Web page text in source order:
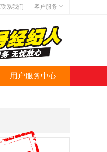
联系我们
客户服务
网站地图
网站简介
用户服务中心